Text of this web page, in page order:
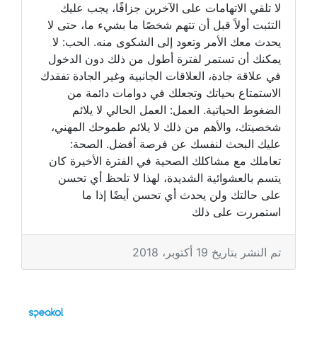
لا تلقي الاتهامات على الآخرين جزافًا، يجب عليك
التثبت أولاً قبل أن تتهم شخصًا ما بشيء ما، حتى لا
يحدث معك الأمر وتعود إلى الشكوى منه. الحب: لا
يمكنك أن تستمر لفترة أطول من ذلك دون الدخول
في علاقة جادة، العلاقات الجانبية وغير الجادة تفقدك
الاستمتاع بحياتك وتجعلك في دوامات دائمة من
الضغوط الحياتية. العمل: العمل الحالي لا يلائم
شخصيتك، والأهم من ذلك لا يلائم طموحك المهني،
عليك البحث لنفسك عن فرصة أفضل. الصحة:
تعاملك مع مشاكلك الصحية في الفترة الأخيرة كان
يتسم بالعشوائية الشديدة، لهذا لا تلحظ أي تحسن
على حالتك ولن يحدث أي تحسن أيضًا إذا ما
استمررت على ذلك
تم النشر بتاريخ 19 أكتوبر، 2018